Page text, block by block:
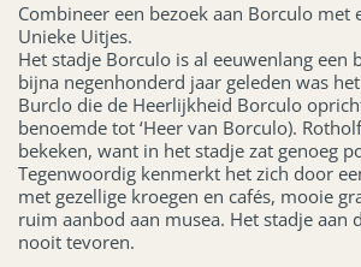
Combineer een bezoek aan Borculo met
Unieke Uitjes.
Het stadje Borculo is al eeuwenlang een
bijna negenhonderd jaar geleden was
Burclo die de Heerlijkheid Borculo
benoemde tot ‘Heer van Borculo).
bekeken, want in het stadje zat genoeg
Tegenwoordig kenmerkt het zich door
met gezellige kroegen en cafés, mooie
ruim aanbod aan musea. Het stadje aan
nooit tevoren.